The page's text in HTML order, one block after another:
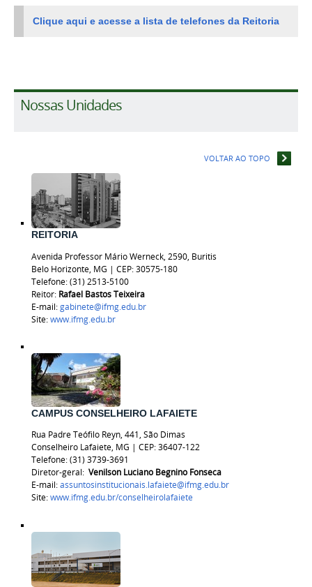
Clique aqui e acesse a lista de telefones da Reitoria
Nossas Unidades
VOLTAR AO TOPO
REITORIA
Avenida Professor Mário Werneck, 2590, Buritis
Belo Horizonte, MG | CEP: 30575-180
Telefone: (31) 2513-5100
Reitor: Rafael BastosTeixeira
E-mail:gabinete@ifmg.edu.br
Site:www.ifmg.edu.br
CAMPUS CONSELHEIRO LAFAIETE
Rua Padre Teófilo Reyn, 441, São Dimas
Conselheiro Lafaiete, MG | CEP: 36407-122
Telefone:(31) 3739-3691
Diretor-geral: Venilson Luciano Begnino Fonseca
E-mail:assuntosinstitucionais.lafaiete@ifmg.edu.br
Site:www.ifmg.edu.br/conselheirolafaiete